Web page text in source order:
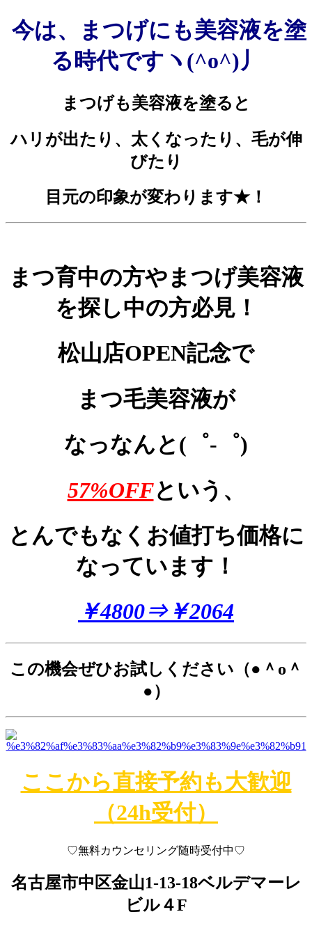
今は、まつげにも美容液を塗
る時代ですヽ(^o^)丿
まつげも美容液を塗ると
ハリが出たり、太くなったり、毛が伸
びたり
目元の印象が変わります★！
まつ育中の方やまつげ美容液
を探し中の方必見！
松山店OPEN記念で
まつ毛美容液が
なっなんと(゜-゜)
57%OFFという、
とんでもなくお値打ち価格に
なっています！
￥4800⇒￥2064
この機会ぜひお試しください（●＾o＾
●）
ここから直接予約も大歓迎
（24h受付）
♡無料カウンセリング随時受付中♡
名古屋市中区金山1-13-18ベルデマーレ
ビル４F